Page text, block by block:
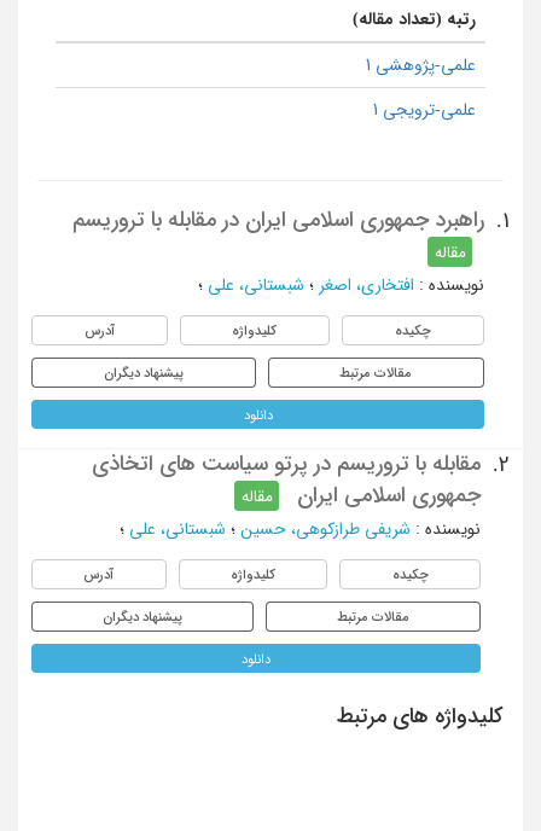
رتبه (تعداد مقاله)
علمی-پژوهشی 1
علمی-ترویجی 1
1. راهبرد جمهوری اسلامی ایران در مقابله با تروریسم
مقاله
نویسنده : افتخاری، اصغر ؛ شبستانی، علی ؛
چکیده کلیدواژه آدرس
مقالات مرتبط پیشنهاد دیگران
دانلود
2.
مقابله با تروریسم در پرتو سیاست های اتخاذی
جمهوری اسلامی ایران
مقاله
نویسنده : شریفی طرازکوهی، حسین ؛ شبستانی، علی ؛
چکیده کلیدواژه آدرس
مقالات مرتبط پیشنهاد دیگران
دانلود
کلیدواژه های مرتبط